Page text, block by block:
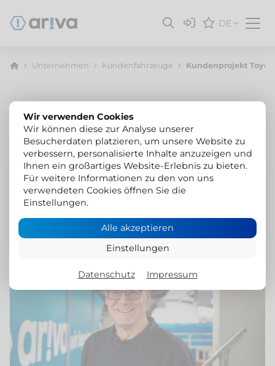
DE
Unternehmen Kunden­fahrzeuge Kundenprojekt
Toyota Hilux
HillTip IceStriker 850
Wir verwenden Cookies
Wir können diese zur Analyse unserer
Besucherdaten platzieren, um unsere Website zu
verbessern, personalisierte Inhalte anzuzeigen und
Ihnen ein großartiges Website-Erlebnis zu bieten.
Für weitere Informationen zu den von uns
verwendeten Cookies öffnen Sie die
Einstellungen.
Alle akzeptieren
Einstellungen
Datenschutz Impressum